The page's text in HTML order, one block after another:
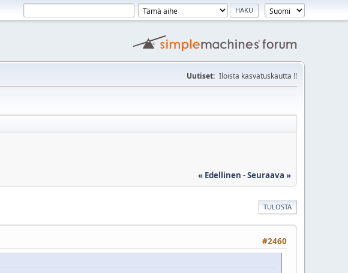
Uutiset: Iloista kasvatuskautta !!
« Edellinen -Seuraava »
TULOSTA
#2460